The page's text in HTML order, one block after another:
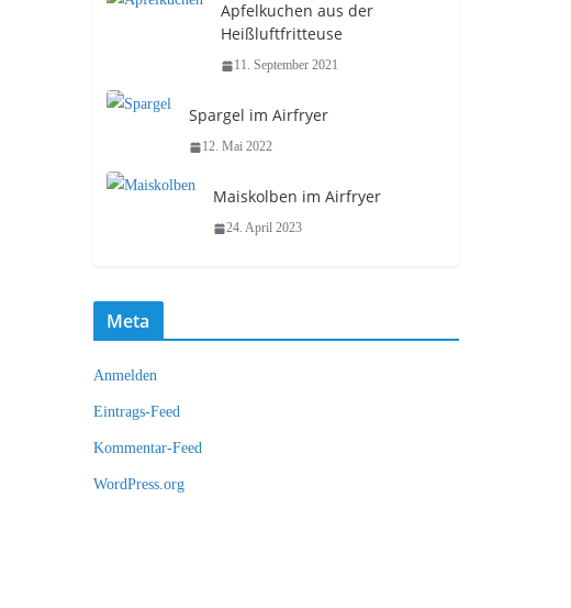
Apfelkuchen aus der
Heißluftfritteuse
11. September 2021
Spargel im Airfryer
12. Mai 2022
Maiskolben im Airfryer
24. April 2023
Meta
Anmelden
Eintrags-Feed
Kommentar-Feed
WordPress.org